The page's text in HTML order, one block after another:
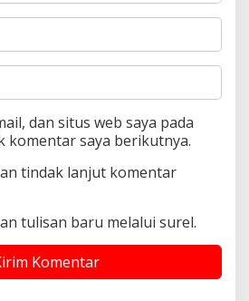
dan situs web saya pada
komentar saya berikutnya.
tindak lanjut komentar
tulisan baru melalui surel.